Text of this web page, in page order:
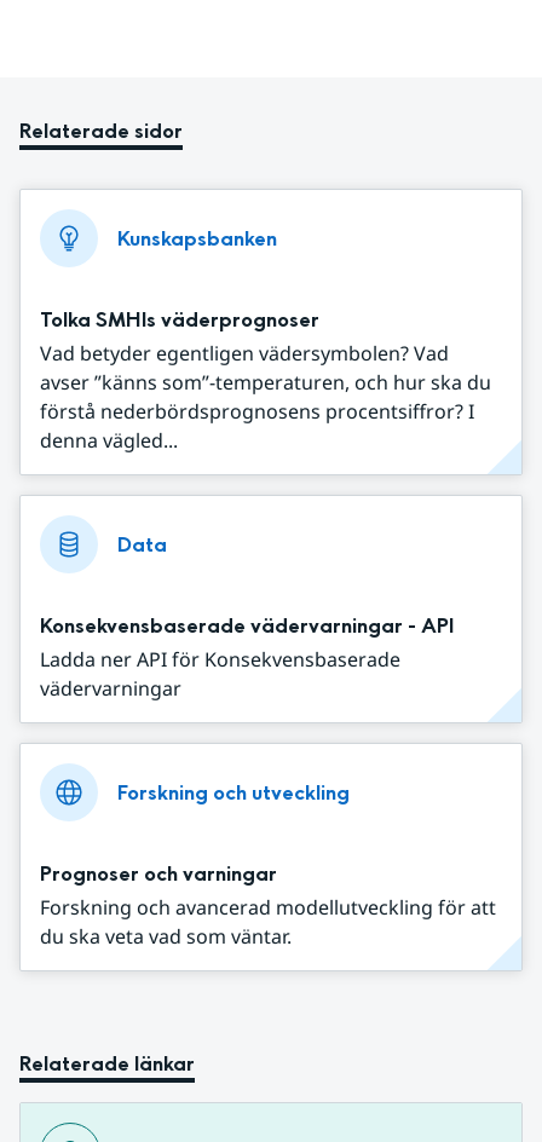
Relaterade sidor
Kunskapsbanken
Tolka SMHIs väderprognoser
Vad betyder egentligen vädersymbolen? Vad
avser ”känns som”-temperaturen, och hur ska du
förstå nederbördsprognosens procentsiffror? I
denna vägled...
Data
Konsekvensbaserade vädervarningar - API
Ladda ner API för Konsekvensbaserade
vädervarningar
Forskning och utveckling
Prognoser och varningar
Forskning och avancerad modellutveckling för att
du ska veta vad som väntar.
Relaterade länkar